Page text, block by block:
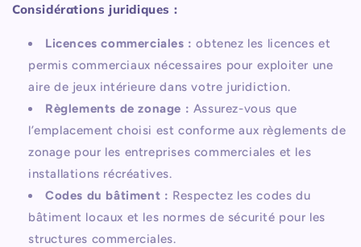
Considérations juridiques :
Licences commerciales : obtenez les licences et
permis commerciaux nécessaires pour exploiter une
aire de jeux intérieure dans votre juridiction.
Règlements de zonage : Assurez-vous que
l’emplacement choisi est conforme aux règlements de
zonage pour les entreprises commerciales et les
installations récréatives.
Codes du bâtiment : Respectez les codes du
bâtiment locaux et les normes de sécurité pour les
structures commerciales.